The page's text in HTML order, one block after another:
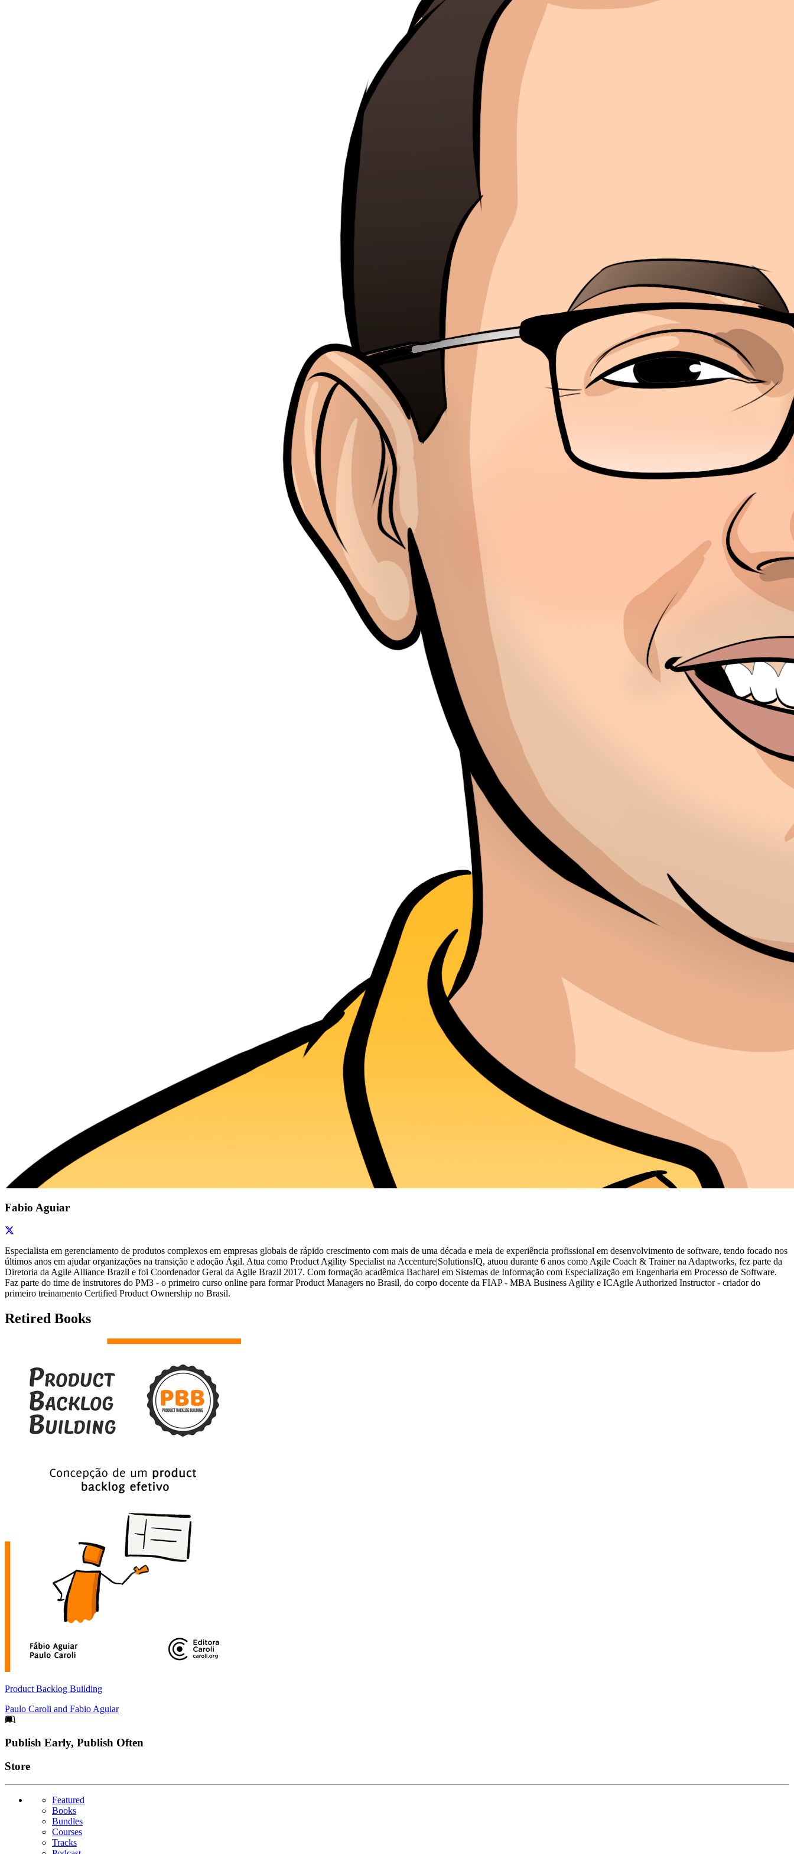
Fabio Aguiar
Especialista em gerenciamento de produtos complexos em empresas globais de rápido crescimento com mais de uma década e meia de experiência profissional em desenvolvimento de software, tendo focado nos
últimos anos em ajudar organizações na transição e adoção Ágil. Atua como Product Agility Specialist na Accenture|SolutionsIQ, atuou durante 6 anos como Agile Coach & Trainer na Adaptworks, fez parte da
Diretoria da Agile Alliance Brazil e foi Coordenador Geral da Agile Brazil 2017. Com formação acadêmica Bacharel em Sistemas de Informação com Especialização em Engenharia em Processo de Software.
Faz parte do time de instrutores do PM3 - o primeiro curso online para formar Product Managers no Brasil, do corpo docente da FIAP - MBA Business Agility e ICAgile Authorized Instructor - criador do
primeiro treinamento Certified Product Ownership no Brasil.
Retired Books
Product Backlog Building
Paulo Caroli and Fabio Aguiar
Footer
Publish Early, Publish Often
Links
Store
Featured
Books
Bundles
Courses
Tracks